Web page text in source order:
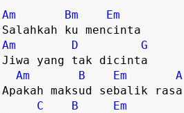
Am Bm
Em
Am
D
G
Jiwa yang tak dicinta
Am
B Em
A
Apakah maksud sebalik rasa
C
B
Em